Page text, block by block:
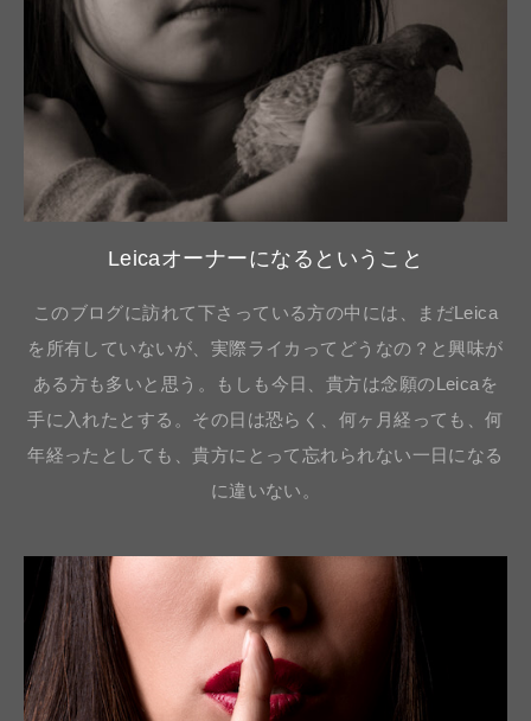
Leicaオーナーになるということ
このブログに訪れて下さっている方の中には、まだLeica
を所有していないが、実際ライカってどうなの？と興味が
ある方も多いと思う。もしも今日、貴方は念願のLeicaを
手に入れたとする。その日は恐らく、何ヶ月経っても、何
年経ったとしても、貴方にとって忘れられない一日になる
に違いない。